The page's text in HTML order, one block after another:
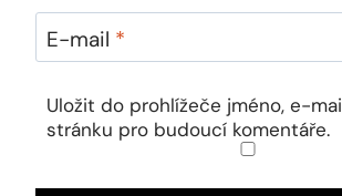
E-mail *
Uložit do prohlížeče jméno, e-
stránku pro budoucí komentáře.